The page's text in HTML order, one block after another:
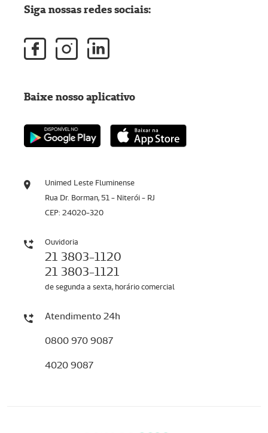
Unimed Leste Fluminense
Rua Dr. Borman, 51 - Niterói - RJ
CEP: 24020-320
Ouvidoria
21 3803-1120
21 3803-1121
de segunda a sexta, horário comercial
Atendimento 24h
0800 970 9087
4020 9087
Siga nossas redes sociais:
Baixe nosso aplicativo